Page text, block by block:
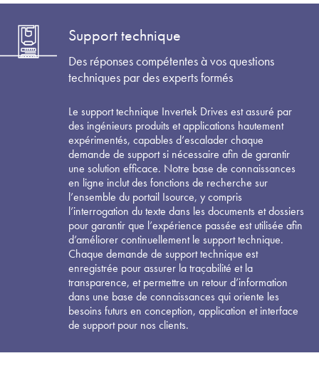
Support technique
Des réponses compétentes à vos questions
techniques par des experts formés
Le support technique Invertek Drives est assuré par
des ingénieurs produits et applications hautement
expérimentés, capables d’escalader chaque
demande de support si nécessaire afin de garantir
une solution efficace. Notre base de connaissances
en ligne inclut des fonctions de recherche sur
l’ensemble du portail Isource, y compris
l’interrogation du texte dans les documents et dossiers
pour garantir que l’expérience passée est utilisée afin
d’améliorer continuellement le support technique.
Chaque demande de support technique est
enregistrée pour assurer la traçabilité et la
transparence, et permettre un retour d’information
dans une base de connaissances qui oriente les
besoins futurs en conception, application et interface
de support pour nos clients.